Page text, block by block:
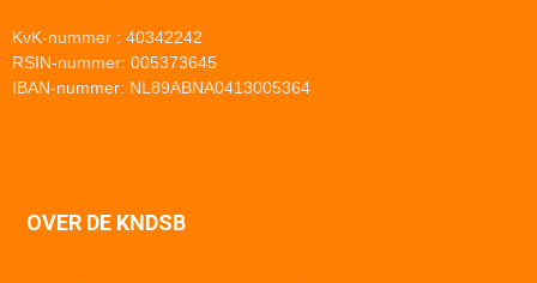
KvK-nummer : 40342242
RSIN-nummer: 005373645
IBAN-nummer: NL89ABNA0413005364
OVER DE KNDSB